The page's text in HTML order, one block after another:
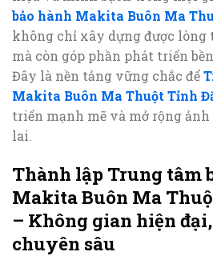
bảo hành Makita Buôn Ma
không chỉ xây dựng được
mà còn góp phần phát triển
Đây là nền tảng vững chắc để
Makita Buôn Ma Thuột Tỉnh
triển mạnh mẽ và mở rộng
lai.
Thành lập Trung tâm
Makita Buôn Ma
– Không gian hiện
chuyên sâu